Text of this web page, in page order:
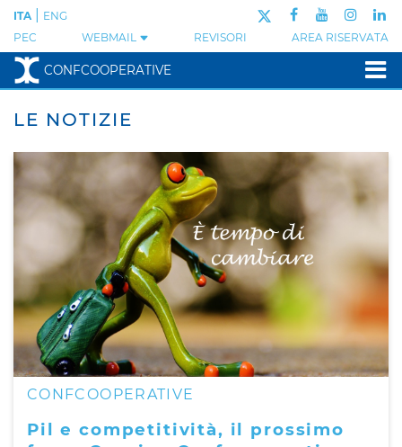
PEC WEBMAIL REVISORI AREA RISERVATA
ITA ENG
CONFCOOPERATIVE
LE NOTIZIE
CONFCOOPERATIVE
Pil e competitività, il prossimo